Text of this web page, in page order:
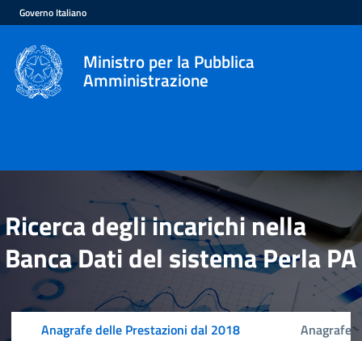
Governo Italiano
Ministro per la Pubblica
Amministrazione
Ricerca degli incarichi nella
Banca Dati del sistema Perla PA
Anagrafe delle Prestazioni dal 2018 Anagrafe